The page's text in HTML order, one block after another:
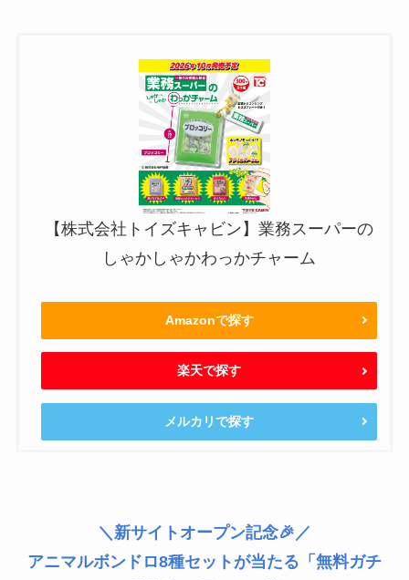
【株式会社トイズキャビン】業務スーパーの
しゃかしゃかわっかチャーム
Amazonで探す
楽天で探す
メルカリで探す
＼新サイトオープン記念🎉／
アニマルボンドロ8種セットが当たる「無料ガチ